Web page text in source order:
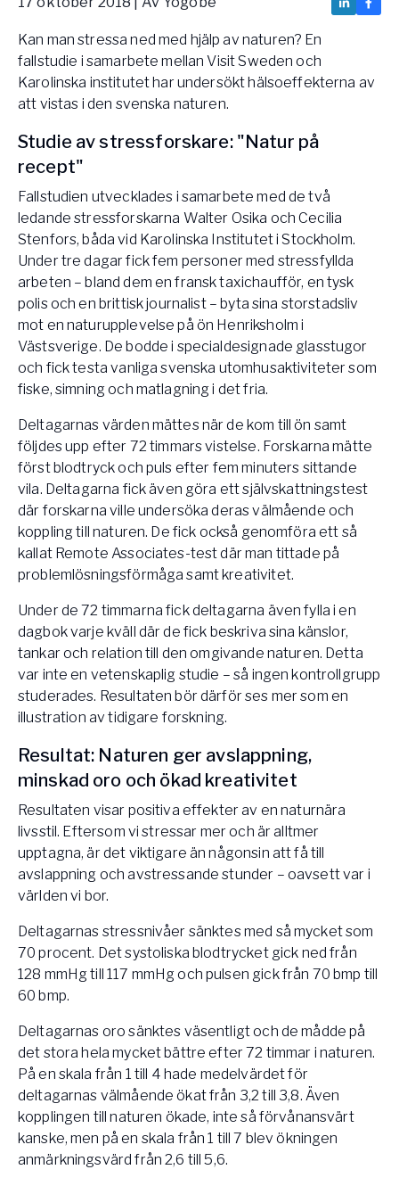
Så stöttar Yogobe patienter, förskrivare och sjukvården
FaR
Fysisk aktivitet på recept
Företag
Arbetsgivare
Pausa Smart
Yogobe för yogalärare
Hotell & Konferens
Kan man stressa ned med hjälp av naturen? En
fallstudie i samarbete mellan Visit Sweden och
Karolinska institutet har undersökt hälsoeffekterna av
att vistas i den svenska naturen.
Studie av stressforskare: "Natur på
recept"
Fallstudien utvecklades i samarbete med de två
ledande stressforskarna Walter Osika och Cecilia
Stenfors, båda vid Karolinska Institutet i Stockholm.
Under tre dagar fick fem personer med stressfyllda
arbeten – bland dem en fransk taxichaufför, en tysk
polis och en brittisk journalist – byta sina storstadsliv
mot en naturupplevelse på ön Henriksholm i
Västsverige. De bodde i specialdesignade glasstugor
och fick testa vanliga svenska utomhusaktiviteter som
fiske, simning och matlagning i det fria.
Deltagarnas värden mättes när de kom till ön samt
följdes upp efter 72 timmars vistelse. Forskarna mätte
först blodtryck och puls efter fem minuters sittande
vila. Deltagarna fick även göra ett självskattningstest
där forskarna ville undersöka deras välmående och
koppling till naturen. De fick också genomföra ett så
kallat Remote Associates-test där man tittade på
problemlösningsförmåga samt kreativitet.
Under de 72 timmarna fick deltagarna även fylla i en
dagbok varje kväll där de fick beskriva sina känslor,
tankar och relation till den omgivande naturen. Detta
var inte en vetenskaplig studie – så ingen kontrollgrupp
studerades. Resultaten bör därför ses mer som en
illustration av tidigare forskning.
Resultat: Naturen ger avslappning,
minskad oro och ökad kreativitet
Resultaten visar positiva effekter av en naturnära
livsstil. Eftersom vi stressar mer och är alltmer
upptagna, är det viktigare än någonsin att få till
avslappning och avstressande stunder – oavsett var i
världen vi bor.
Deltagarnas stressnivåer sänktes med så mycket som
70 procent. Det systoliska blodtrycket gick ned från
128 mmHg till 117 mmHg och pulsen gick från 70 bmp till
60 bmp.
Deltagarnas oro sänktes väsentligt och de mådde på
det stora hela mycket bättre efter 72 timmar i naturen.
På en skala från 1 till 4 hade medelvärdet för
deltagarnas välmående ökat från 3,2 till 3,8. Även
kopplingen till naturen ökade, inte så förvånansvärt
kanske, men på en skala från 1 till 7 blev ökningen
anmärkningsvärd från 2,6 till 5,6.